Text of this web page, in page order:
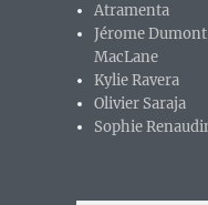
un premier album
Atramenta
Jérome
MacLane
Kylie Ravera
Olivier Saraja
Sophie